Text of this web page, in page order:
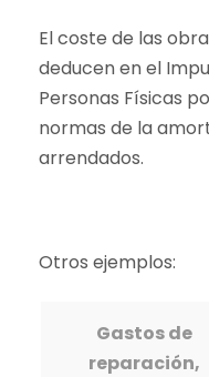
El coste de las
deducen en el
Personas Físicas
normas de la
arrendados.
Otros ejemplos:
Gastos de
reparación,